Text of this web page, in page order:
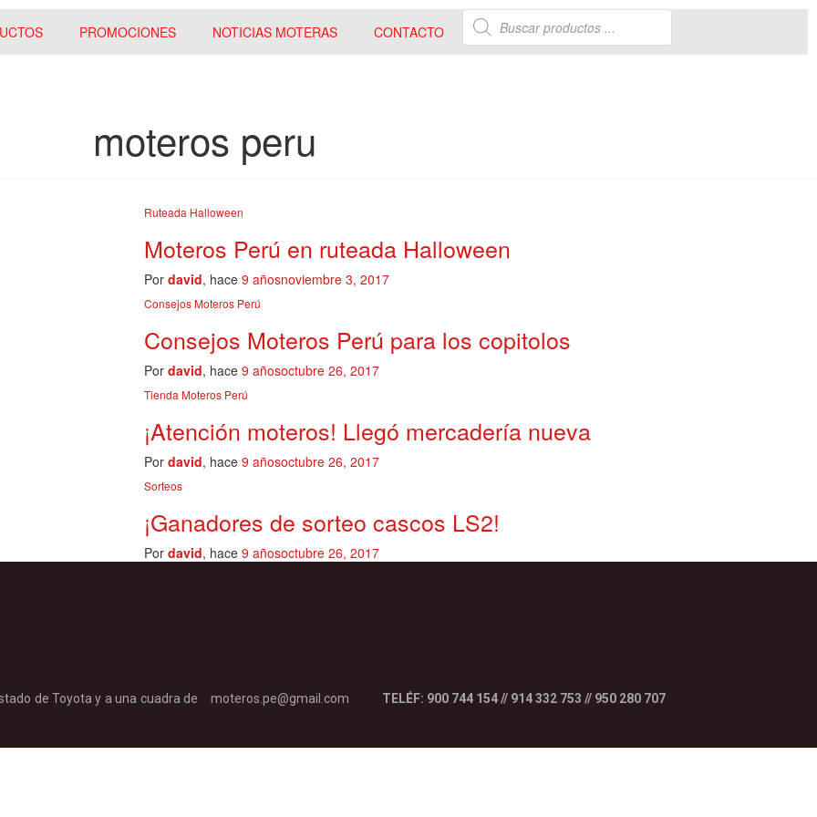
PROMOCIONES NOTICIAS MOTERAS CONTACTO
moteros peru
Ruteada Halloween
Moteros Perú en ruteada Halloween
Por david, hace 9 añosnoviembre 3, 2017
Consejos Moteros Perú
Consejos Moteros Perú para los copitolos
Por david, hace 9 añosoctubre 26, 2017
Tienda Moteros Perú
¡Atención moteros! Llegó mercadería nueva
Por david, hace 9 añosoctubre 26, 2017
Sorteos
¡Ganadores de sorteo cascos LS2!
Por david, hace 9 añosoctubre 26, 2017
de Toyota y a una cuadra de
Eléctrico).
moteros.pe@gmail.com TELÉF: 900 744 154 // 914 332 753 // 950 280 707